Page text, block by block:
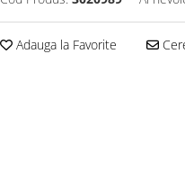
Adauga la Favorite